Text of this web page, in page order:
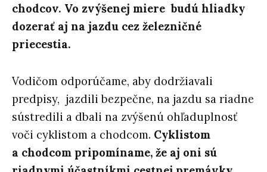
chodcov. Vo zvýšenej miere budú hliadky
dozerať aj na jazdu cez železničné
priecestia.
Vodičom odporúčame, aby dodržiavali
predpisy, jazdili bezpečne, na jazdu sa riadne
sústredili a dbali na zvýšenú ohľaduplnosť
voči cyklistom a chodcom. Cyklistom
a chodcom pripomíname, že aj oni sú